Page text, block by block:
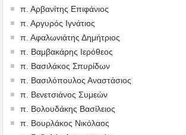
π. Αρβανίτης Επιφάνιος
π. Αργυρός Ιγνάτιος
π. Αφαλωνιάτης Δημήτριος
π. Βαμβακάρης Ιερόθεος
π. Βασιλάκος Σπυρίδων
π. Βασιλόπουλος Αναστάσιος
π. Βενετσιάνος Συμεών
π. Βολουδάκης Βασίλειος
π. Βουρλάκος Νικόλαος